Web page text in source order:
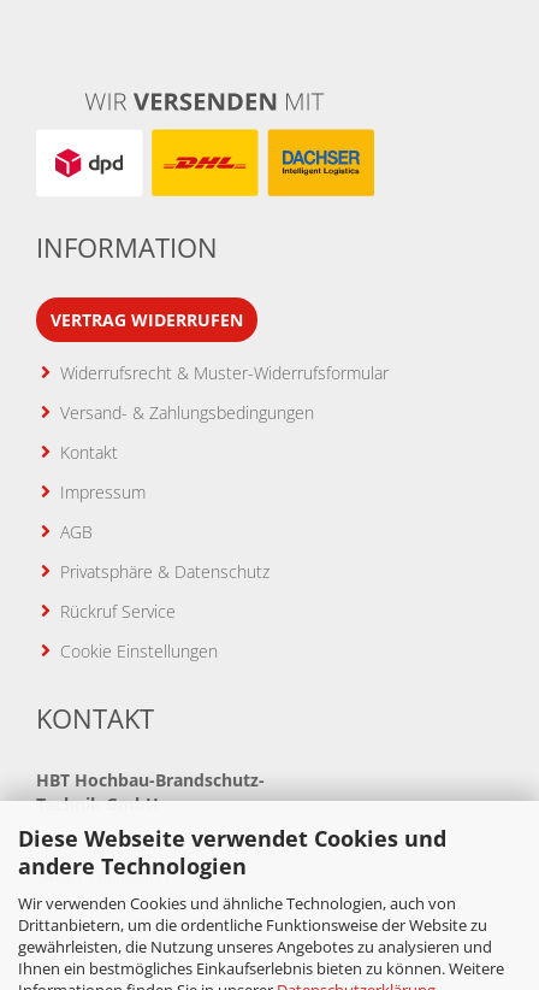
Diese Webseite verwendet Cookies und
andere Technologien
Wir verwenden Cookies und ähnliche Technologien, auch von
Drittanbietern, um die ordentliche Funktionsweise der Website zu
gewährleisten, die Nutzung unseres Angebotes zu analysieren und
Ihnen ein bestmögliches Einkaufserlebnis bieten zu können. Weitere
INFORMATION
VERTRAG WIDERRUFEN
Widerrufsrecht & Muster-Widerrufsformular
Versand- & Zahlungsbedingungen
Kontakt
Impressum
AGB
Privatsphäre & Datenschutz
Rückruf Service
Cookie Einstellungen
KONTAKT
HBT Hochbau-Brandschutz-
Technik GmbH
Neue Bahnhofstraße 41
34621 Frielendorf
Telefon: +49(0)5684 99880
Telefax: +49(0)5684 998888